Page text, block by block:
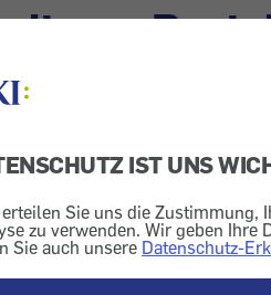
IST UNS
Sie uns die Zustimmung,
zu verwenden. Wir geben Ihre
Sie auch unsere Datenschutz-
zwei Jahren in einer
dem Bauträger